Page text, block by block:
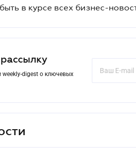
в курсе всех бизнес-
weekly-digest о ключевых